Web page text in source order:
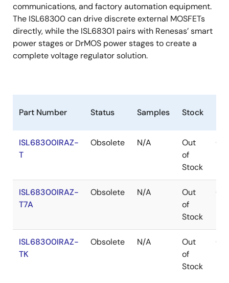
communications, and factory automation equipment.
The ISL68300 can drive discrete external MOSFETs
directly, while the ISL68301 pairs with Renesas’ smart
power stages or DrMOS power stages to create a
complete voltage regulator solution.
Part Number Status Samples Stock
ISL68300IRAZ-
T
Obsolete N/A
Out
of
Stock
ISL68300IRAZ-
T7A
Obsolete N/A
Out
of
Stock
ISL68300IRAZ-
TK
Obsolete N/A
Out
of
Stock